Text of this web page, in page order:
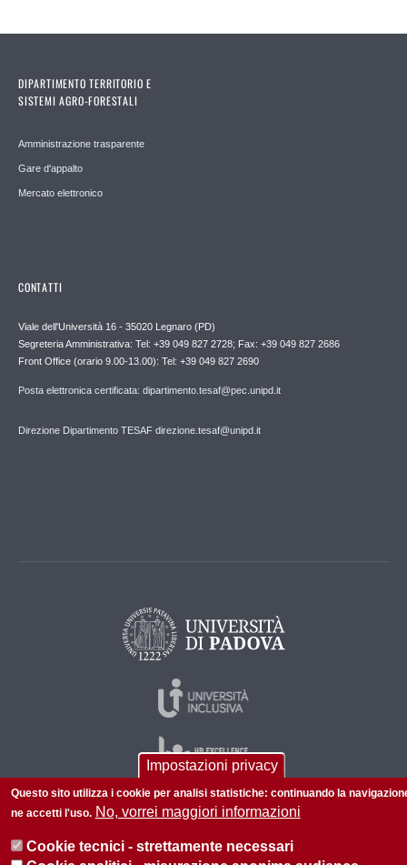
DIPARTIMENTO TERRITORIO E
SISTEMI AGRO-FORESTALI
Amministrazione trasparente
Gare d'appalto
Mercato elettronico
CONTATTI
Viale dell'Università 16 - 35020 Legnaro (PD)
Segreteria Amministrativa: Tel: +39 049 827 2728; Fax: +39 049 827 2686
Front Office (orario 9.00-13.00): Tel: +39 049 827 2690
Posta elettronica certificata: dipartimento.tesaf@pec.unipd.it
Direzione Dipartimento TESAF direzione.tesaf@unipd.it
Impostazioni privacy
Questo sito utilizza i cookie per analisi statistiche: continuando la
ne accetti l'uso. No, vorrei maggiori informazioni
Cookie tecnici - strettamente necessari